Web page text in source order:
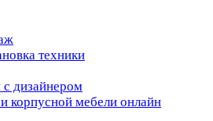
техники
с дизайнером
корпусной мебели онлайн